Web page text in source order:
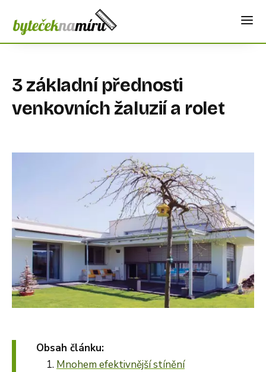
3 základní přednosti
venkovních žaluzií a rolet
Obsah článku:
Mnohem efektivnější stínění